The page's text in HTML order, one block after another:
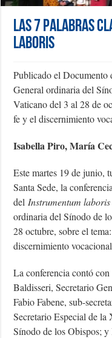
las 7 palabras
Laboris
Publicado el
General ordinaria del
Vaticano del 3 al 28 de
fe y el discernimiento
Isabella Piro, María
Este martes 19 de junio,
Santa Sede, la
del Instrumentum laboris
ordinaria del Sínodo de
28 octubre, sobre el
discernimiento
La conferencia contó
Baldisseri, Secretario
Fabio Fabene, sub-
Secretario Especial de
Sínodo de los Obispos;